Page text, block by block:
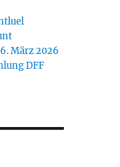
März 2026
DFF